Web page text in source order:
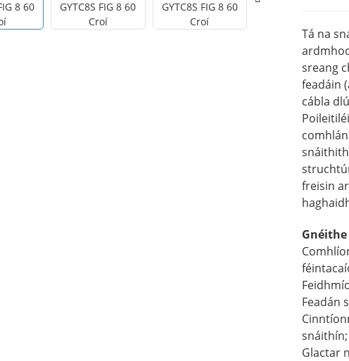
Tá na
sreang
feadáin
cábla
freisin
Gnéithe
Feadán
snáithín;
Glactar